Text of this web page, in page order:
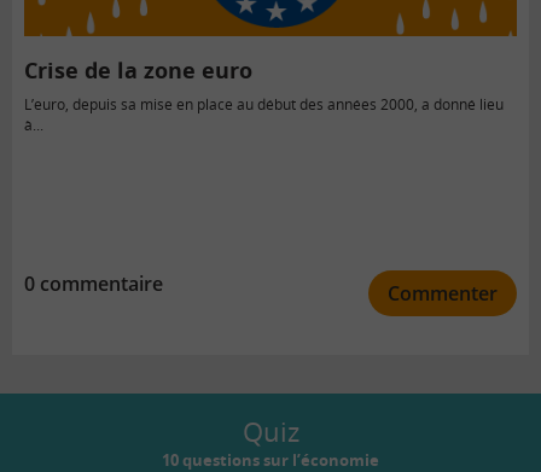
Crise de la zone euro
L’euro, depuis sa mise en place au début des années 2000, a donné lieu
à...
0 commentaire Commenter
Quiz
10 questions sur l’économie